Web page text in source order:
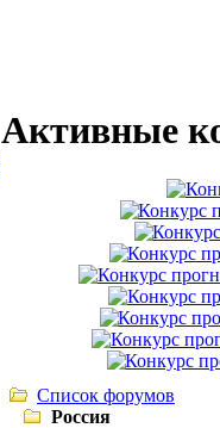
Активные
Список форумов
Россия